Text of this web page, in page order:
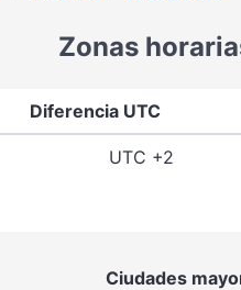
Zonas
Diferencia UTC
UTC +2
Ciudades